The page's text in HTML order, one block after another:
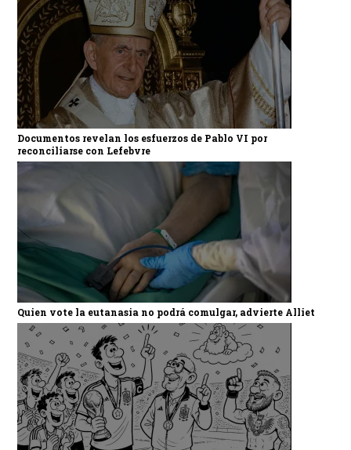
Documentos revelan los esfuerzos de Pablo VI por
reconciliarse con Lefebvre
Quien vote la eutanasia no podrá comulgar, advierte Alliet